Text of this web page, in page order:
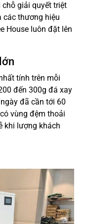
giải quyết triệt
các thương hiệu
House luôn đặt lên
tính trên mỗi
đến 300g đá xay
đã cần tới 60
vùng đệm thoải
khi lượng khách